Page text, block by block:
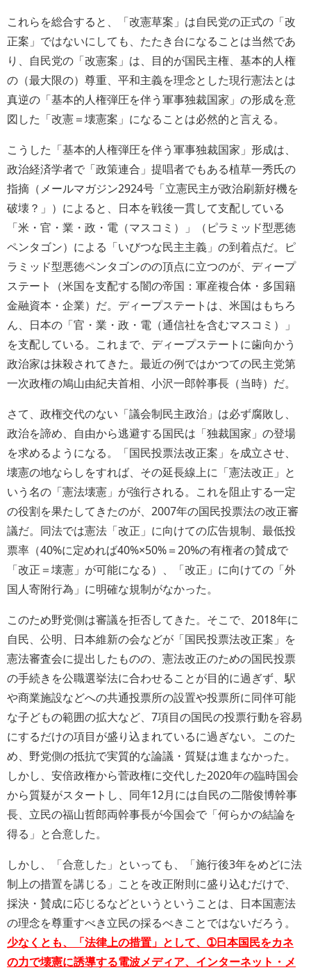
これらを総合すると、「改憲草案」は自民党の正式の「改
正案」ではないにしても、たたき台になることは当然であ
り、自民党の「改憲案」は、目的が国民主権、基本的人権
の（最大限の）尊重、平和主義を理念とした現行憲法とは
真逆の「基本的人権弾圧を伴う軍事独裁国家」の形成を意
図した「改憲＝壊憲案」になることは必然的と言える。
こうした「基本的人権弾圧を伴う軍事独裁国家」形成は、
政治経済学者で「政策連合」提唱者でもある植草一秀氏の
指摘（メールマガジン2924号「立憲民主が政治刷新好機を
破壊？」）によると、日本を戦後一貫して支配している
「米・官・業・政・電（マスコミ）」（ピラミッド型悪徳
ペンタゴン）による「いびつな民主主義」の到着点だ。ピ
ラミッド型悪徳ペンタゴンのの頂点に立つのが、ディープ
ステート（米国を支配する闇の帝国：軍産複合体・多国籍
金融資本・企業）だ。ディープステートは、米国はもちろ
ん、日本の「官・業・政・電（通信社を含むマスコミ）」
を支配している。これまで、ディープステートに歯向かう
政治家は抹殺されてきた。最近の例ではかつての民主党第
一次政権の鳩山由紀夫首相、小沢一郎幹事長（当時）だ。
さて、政権交代のない「議会制民主政治」は必ず腐敗し、
政治を諦め、自由から逃避する国民は「独裁国家」の登場
を求めるようになる。「国民投票法改正案」を成立させ、
壊憲の地ならしをすれば、その延長線上に「憲法改正」と
いう名の「憲法壊憲」が強行される。これを阻止する一定
の役割を果たしてきたのが、2007年の国民投票法の改正審
議だ。同法では憲法「改正」に向けての広告規制、最低投
票率（40%に定めれば40%×50%＝20%の有権者の賛成で
「改正＝壊憲」が可能になる）、「改正」に向けての「外
国人寄附行為」に明確な規制がなかった。
このため野党側は審議を拒否してきた。そこで、2018年に
自民、公明、日本維新の会などが「国民投票法改正案」を
憲法審査会に提出したものの、憲法改正のための国民投票
の手続きを公職選挙法に合わせることが目的に過ぎず、駅
や商業施設などへの共通投票所の設置や投票所に同伴可能
な子どもの範囲の拡大など、7項目の国民の投票行動を容易
にするだけの項目が盛り込まれているに過ぎない。このた
め、野党側の抵抗で実質的な論議・質疑は進まなかった。
しかし、安倍政権から菅政権に交代した2020年の臨時国会
から質疑がスタートし、同年12月には自民の二階俊博幹事
長、立民の福山哲郎両幹事長が今国会で「何らかの結論を
得る」と合意した。
しかし、「合意した」といっても、「施行後3年をめどに法
制上の措置を講じる」ことを改正附則に盛り込むだけで、
採決・賛成に応じるなどというということは、日本国憲法
の理念を尊重すべき立民の採るべきことではないだろう。
少なくとも、「法律上の措置」として、➀日本国民をカネ
の力で壊憲に誘導する電波メディア、インターネット・メ